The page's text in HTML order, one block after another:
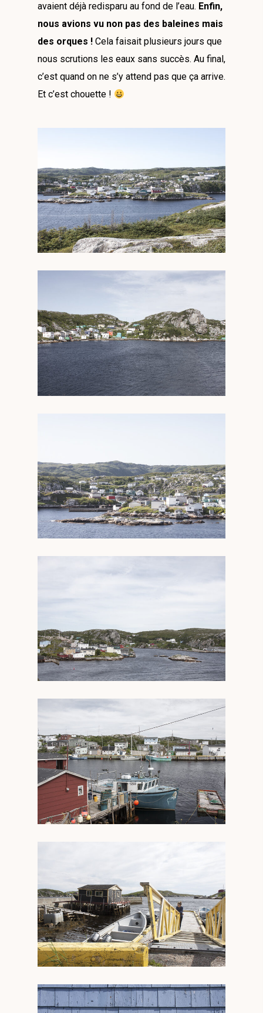
avaient déjà redisparu au fond de l’eau. Enfin,
nous avions vu non pas des baleines mais
des orques ! Cela faisait plusieurs jours que
nous scrutions les eaux sans succès. Au final,
c’est quand on ne s’y attend pas que ça arrive.
Et c’est chouette !